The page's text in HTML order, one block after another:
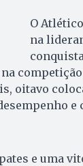
O
na
oitavo
e uma